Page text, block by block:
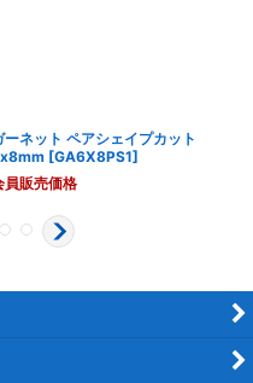
ーネット ペアシェイプカット
[GA6X8PS1]
員販売価格